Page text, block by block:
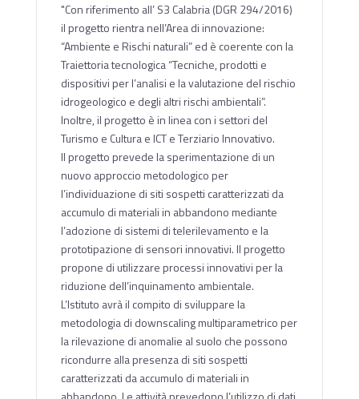
"Con riferimento all’ S3 Calabria (DGR 294/2016)
il progetto rientra nell’Area di innovazione:
“Ambiente e Rischi naturali” ed è coerente con la
Traiettoria tecnologica “Tecniche, prodotti e
dispositivi per l’analisi e la valutazione del rischio
idrogeologico e degli altri rischi ambientali”.
Inoltre, il progetto è in linea con i settori del
Turismo e Cultura e ICT e Terziario Innovativo.
Il progetto prevede la sperimentazione di un
nuovo approccio metodologico per
l’individuazione di siti sospetti caratterizzati da
accumulo di materiali in abbandono mediante
l’adozione di sistemi di telerilevamento e la
prototipazione di sensori innovativi. Il progetto
propone di utilizzare processi innovativi per la
riduzione dell’inquinamento ambientale.
L’Istituto avrà il compito di sviluppare la
metodologia di downscaling multiparametrico per
la rilevazione di anomalie al suolo che possono
ricondurre alla presenza di siti sospetti
caratterizzati da accumulo di materiali in